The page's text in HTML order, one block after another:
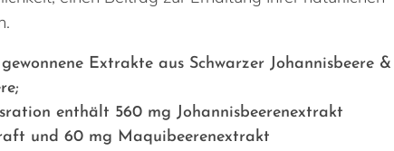
Extrakte aus Schwarzer Johannisbeere &
enthält 560 mg Johannisbeerenextrakt
und 60 mg Maquibeerenextrakt